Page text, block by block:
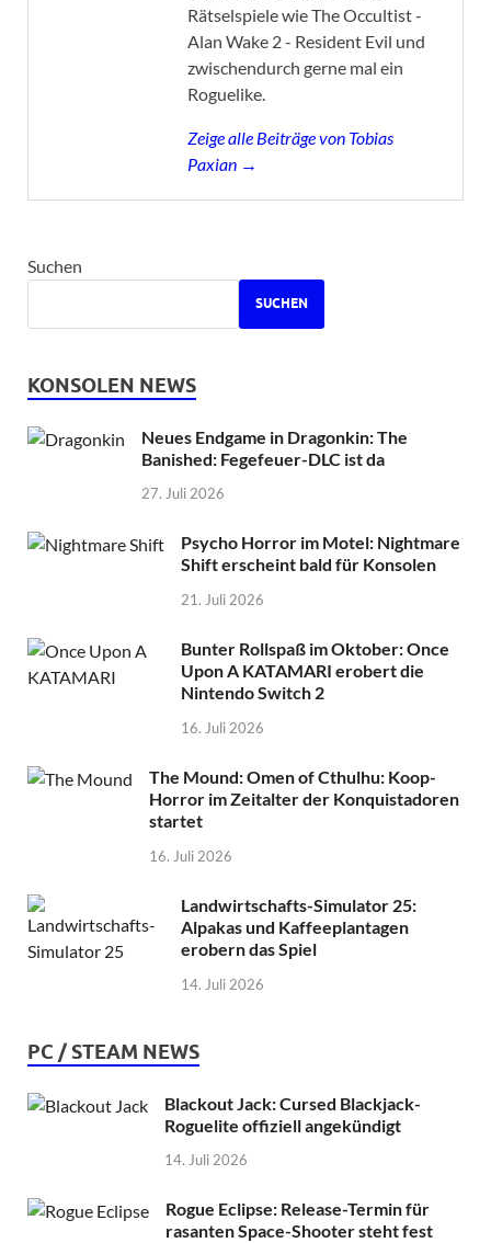
Rätselspiele wie The Occultist -
Alan Wake 2 - Resident Evil und
zwischendurch gerne mal ein
Roguelike.
Zeige alle Beiträge von Tobias
Paxian →
Suchen
SUCHEN
KONSOLEN NEWS
Neues Endgame in Dragonkin: The
Banished: Fegefeuer-DLC ist da
27. Juli 2026
Psycho Horror im Motel: Nightmare
Shift erscheint bald für Konsolen
21. Juli 2026
Bunter Rollspaß im Oktober: Once
Upon A KATAMARI erobert die
Nintendo Switch 2
16. Juli 2026
The Mound: Omen of Cthulhu: Koop-
Horror im Zeitalter der Konquistadoren
startet
16. Juli 2026
Landwirtschafts-Simulator 25:
Alpakas und Kaffeeplantagen
erobern das Spiel
14. Juli 2026
PC / STEAM NEWS
Blackout Jack: Cursed Blackjack-
Roguelite offiziell angekündigt
14. Juli 2026
Rogue Eclipse: Release-Termin für
rasanten Space-Shooter steht fest